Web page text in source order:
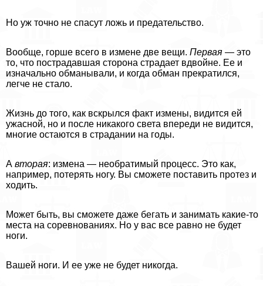
Но уж точно не спасут ложь и предательство.
Вообще, горше всего в измене две вещи. Первая — это
то, что пострадавшая сторона страдает вдвойне. Ее и
изначально обманывали, и когда обман прекратился,
легче не стало.
Жизнь до того, как вскрылся факт измены, видится ей
ужасной, но и после никакого света впереди не видится,
многие остаются в страдании на годы.
А вторая: измена — необратимый процесс. Это как,
например, потерять ногу. Вы сможете поставить протез и
ходить.
Может быть, вы сможете даже бегать и занимать какие-то
места на соревнованиях. Но у вас все равно не будет
ноги.
Вашей ноги. И ее уже не будет никогда.